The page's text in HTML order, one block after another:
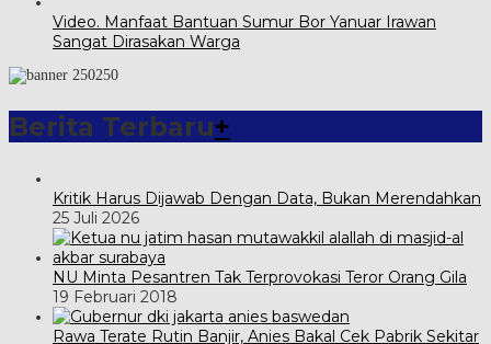
Video. Manfaat Bantuan Sumur Bor Yanuar Irawan
Sangat Dirasakan Warga
Berita Terbaru+
Kritik Harus Dijawab Dengan Data, Bukan Merendahkan
25 Juli 2026
NU Minta Pesantren Tak Terprovokasi Teror Orang Gila
19 Februari 2018
Rawa Terate Rutin Banjir, Anies Bakal Cek Pabrik Sekitar